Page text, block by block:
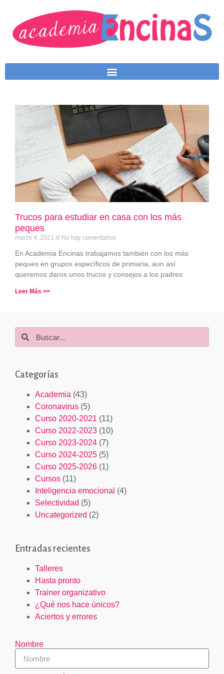
Trucos para estudiar en casa con los más
peques
marzo 4, 2021 No hay comentarios
En Academia Encinas trabajamos también con los más
peques en grupos específicos de primaria, aun así
queremos daros unos trucos y consejos a los padres
Leer Más >>
Categorías
Academia (43)
Coronavirus (5)
Curso 2020-2021 (11)
Curso 2022-2023 (10)
Curso 2023-2024 (7)
Curso 2024-2025 (5)
Curso 2025-2026 (1)
Cursos (11)
Inteligencia emocional (4)
Selectividad (5)
Uncategorized (2)
Entradas recientes
Talleres
Hasta pronto
Trainer organizativo
¿Qué nos hace únicos?
Aciertos y errores
Nombre